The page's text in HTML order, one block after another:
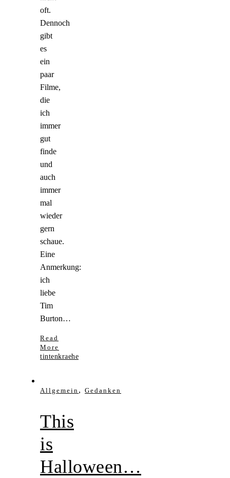
oft.
Dennoch
gibt
es
ein
paar
Filme,
die
ich
immer
gut
finde
und
auch
immer
mal
wieder
gern
schaue.
Eine
Anmerkung:
ich
liebe
Tim
Burton…
Read
More
tintenkraehe
Allgemein , Gedanken
This
is
Halloween…